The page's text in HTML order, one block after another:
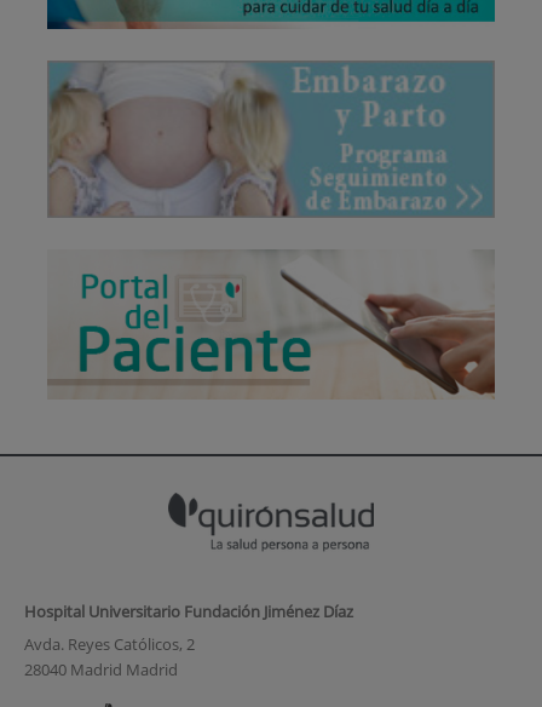
Hospital Universitario Fundación Jiménez Díaz
Avda. Reyes Católicos, 2
28040 Madrid Madrid